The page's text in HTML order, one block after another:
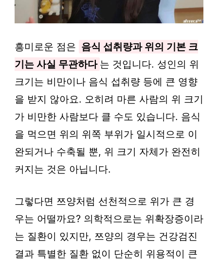
흥미로운 점은 음식 섭취량과 위의 기본 크
기는 사실 무관하다 는 것입니다. 성인의 위
크기는 비만이나 음식 섭취량 등에 큰 영향
을 받지 않아요. 오히려 마른 사람의 위 크기
가 비만한 사람보다 클 수도 있습니다. 음식
을 먹으면 위의 위쪽 부위가 일시적으로 이
완되거나 수축될 뿐, 위 크기 자체가 완전히
커지는 것은 아닙니다.
그렇다면 쯔양처럼 선천적으로 위가 큰 경
우는 어떨까요? 의학적으로는 위확장증이라
는 질환이 있지만, 쯔양의 경우는 건강검진
결과 특별한 질환 없이 단순히 위용적이 큰